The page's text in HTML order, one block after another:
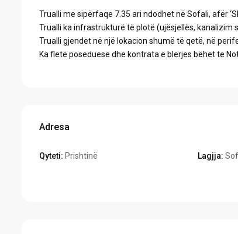
Trualli me sipërfaqe 7.35 ari ndodhet në Sofali, afër
Trualli ka infrastrukturë të plotë (ujësjellës, kanalizim
Trualli gjendet në një lokacion shumë të qetë, në
Ka fletë poseduese dhe kontrata e blerjes bëhet te
Adresa
Qyteti: Prishtinë Lagjja: